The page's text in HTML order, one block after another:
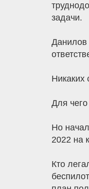
задачи.
Данилов
Никаких
Для
Но
2022 на
Кто